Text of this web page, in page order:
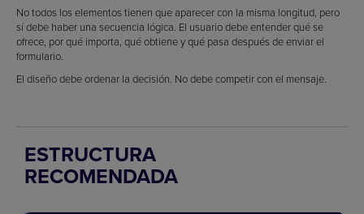
No todos los elementos tienen que aparecer con la misma longitud, pero
sí debe haber una secuencia lógica. El usuario debe entender qué se
ofrece, por qué importa, qué obtiene y qué pasa después de enviar el
formulario.
El diseño debe ordenar la decisión. No debe competir con el mensaje.
ESTRUCTURA
RECOMENDADA